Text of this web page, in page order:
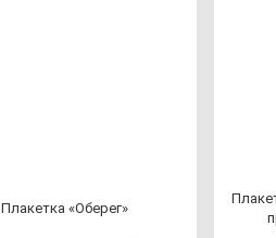
Пла­кет­ка «Обе­рег»